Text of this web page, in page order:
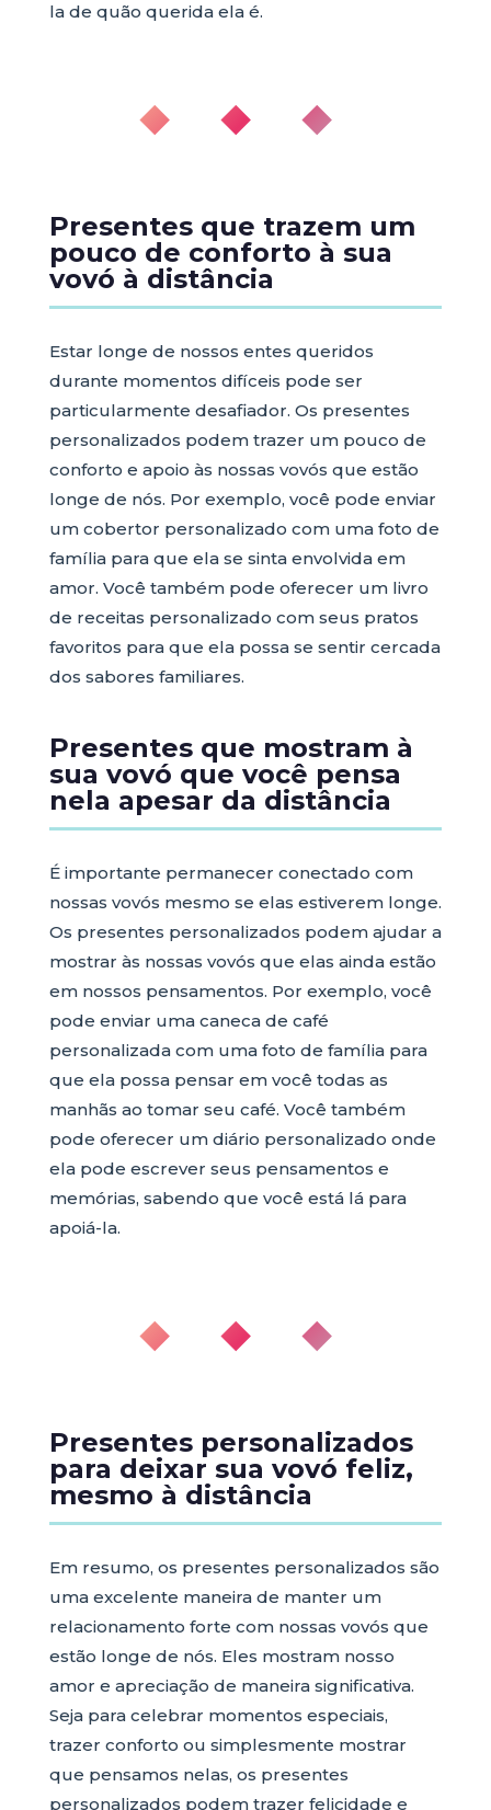
la de quão querida ela é.
◆ ◆ ◆
Presentes que trazem um
pouco de conforto à sua
vovó à distância
Estar longe de nossos entes queridos
durante momentos difíceis pode ser
particularmente desafiador. Os presentes
personalizados podem trazer um pouco de
conforto e apoio às nossas vovós que estão
longe de nós. Por exemplo, você pode enviar
um cobertor personalizado com uma foto de
família para que ela se sinta envolvida em
amor. Você também pode oferecer um livro
de receitas personalizado com seus pratos
favoritos para que ela possa se sentir cercada
dos sabores familiares.
Presentes que mostram à
sua vovó que você pensa
nela apesar da distância
É importante permanecer conectado com
nossas vovós mesmo se elas estiverem longe.
Os presentes personalizados podem ajudar a
mostrar às nossas vovós que elas ainda estão
em nossos pensamentos. Por exemplo, você
pode enviar uma caneca de café
personalizada com uma foto de família para
que ela possa pensar em você todas as
manhãs ao tomar seu café. Você também
pode oferecer um diário personalizado onde
ela pode escrever seus pensamentos e
memórias, sabendo que você está lá para
apoiá-la.
◆ ◆ ◆
Presentes personalizados
para deixar sua vovó feliz,
mesmo à distância
Em resumo, os presentes personalizados são
uma excelente maneira de manter um
relacionamento forte com nossas vovós que
estão longe de nós. Eles mostram nosso
amor e apreciação de maneira significativa.
Seja para celebrar momentos especiais,
trazer conforto ou simplesmente mostrar
que pensamos nelas, os presentes
personalizados podem trazer felicidade e